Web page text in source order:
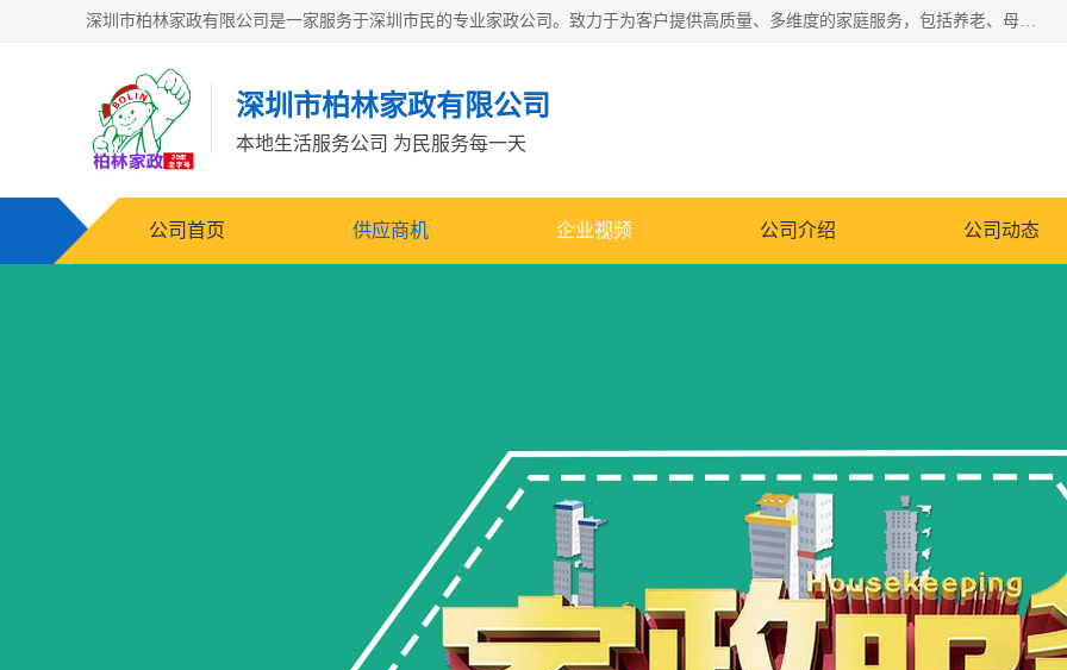
深圳市柏林家政有限公司是一家服务于深圳市民的专业家政公司。致力于为客户提供高质量、多维度的家庭服务，包括养老、母婴、月嫂育婴早教、康复理疗、家电清洗和保洁等方面的专业服务。
深圳市柏林家政有限公司
本地生活服务公司 为民服务每一天
公司首页 供应商机 企业视频 公司介绍 公司动态